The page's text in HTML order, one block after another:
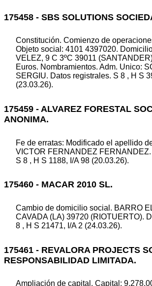
175458 - SBS SOLUTIONS
Constitución. Comienzo de
Objeto social: 4101 4397020.
VELEZ, 9 C 3ºC 39011
Euros. Nombramientos. Adm. Unico:
SERGIU. Datos registrales. S 8 , H S
(23.03.26).
175459 - ALVAREZ FORESTAL
ANONIMA.
Fe de erratas: Modificado el apellido
VICTOR FERNANDEZ
S 8 , H S 1188, I/A 98 (20.03.26).
175460 - MACAR 2010 SL.
Cambio de domicilio social. BARRO
CAVADA (LA) 39720 (RIOTUERTO).
8 , H S 21471, I/A 2 (24.03.26).
175461 - REVALORA PROJECTS
RESPONSABILIDAD LIMITADA.
Ampliación de capital. Capital: